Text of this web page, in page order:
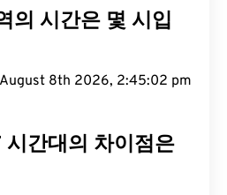
의 시간은 몇 시입
August 8th 2026, 2:45:03 pm
시간대의 차이점은